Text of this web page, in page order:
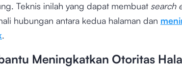
Teknis inilah yang dapat membuat search
hubungan antara kedua halaman dan
.
Meningkatkan Otoritas